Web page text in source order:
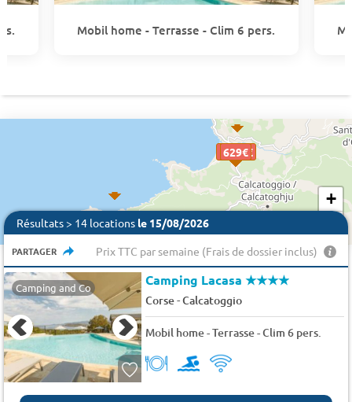
Mobil home - Terrasse - Clim 6 pers.
1801 €
629€
629€
629€
629€
629€
+
Résultats > 14 locations le 15/08/2026
PARTAGER Prix TTC par semaine (Frais de dossier inclus)
Camping and Co Camping Lacasa★★★★
Corse-Calcatoggio
Mobil home - Terrasse - Clim 6 pers.